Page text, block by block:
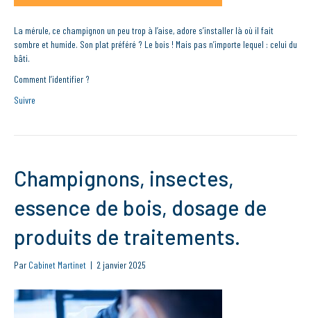
La mérule, ce champignon un peu trop à l’aise, adore s’installer là où il fait
sombre et humide. Son plat préféré ? Le bois ! Mais pas n’importe lequel : celui du
bâti.
Comment l’identifier ?
Suivre
Champignons, insectes,
essence de bois, dosage de
produits de traitements.
Par Cabinet Martinet | 2 janvier 2025